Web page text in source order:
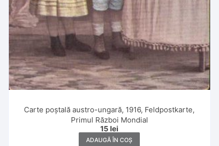
Carte poștală austro-ungară, 1916, Feldpostkarte,
Primul Război Mondial
15 lei
ADAUGĂ ÎN COȘ